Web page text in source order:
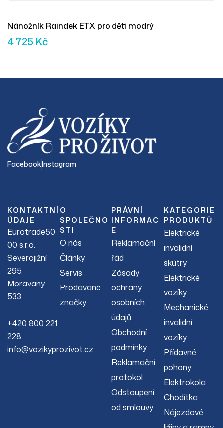
Nánožník Raindek ETX pro děti modrý
4 725 Kč
FacebookInstagram
KONTAKTNÍ
ÚDAJE
Eurotrade50
00 s.r.o.
Severojižní
295
Moravany
533
+420 800 221
228
info@vozikyprozivot.cz
O
SPOLEČNO
STI
O nás
Články
Servis
Prodávané
značky
PRÁVNÍ
INFORMAC
E
Reklamační
řád
Zásady
ochrany
osobních
údajů
Obchodní
podmínky
Reklamační
protokol
Odstoupení
od smlouvy
KATEGORIE
PRODUKTŮ
Elektrické
invalidní
skútry
Elektrické
vozíky
Mechanické
invalidní
vozíky
Přídavné
pohony
Elektrokola
Chodítka
Nájezdové